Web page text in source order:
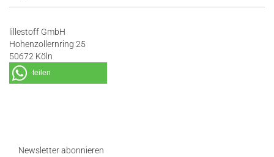
lillestoff GmbH
Hohenzollernring 25
50672 Köln
teilen
Newsletter abonnieren